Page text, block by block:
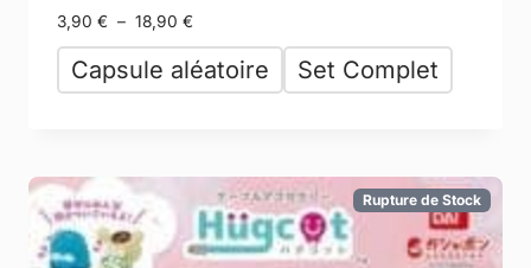
3,90 € – 18,90 €
Capsule aléatoire Set Complet
Rupture de Stock